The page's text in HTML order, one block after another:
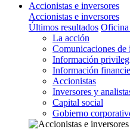
Accionistas e inversores
Accionistas e inversores
Últimos resultados Oficina
La acción
Comunicaciones
Información
Información
Accionistas
Inversores y
Capital social
Gobierno